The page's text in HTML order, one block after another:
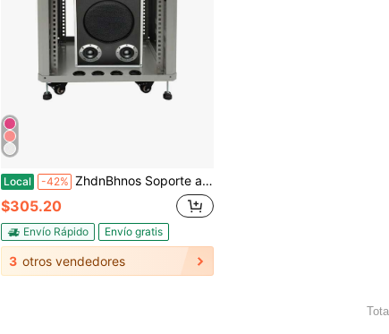
Local -42% ZhdnBhnos Soporte ajustable para mezclador de DJ, estante de montaje, estuche para mezclador, carrito de equipo de estudio, carrito con ruedas para amplificador y DJ
$305.20
Envío Rápido Envío gratis
3 otros vendedores